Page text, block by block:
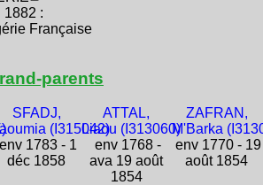
1882 :
Française
parents
SFADJ,
(I315042)
env 1783 - 1
déc 1858
ATTAL,
Liaou (I313060)
env 1768 -
ava 19 août
1854
ZAFRAN,
M'Barka
env 1770 - 19
août 1854